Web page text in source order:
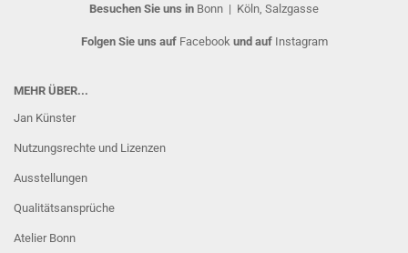
Besuchen Sie uns in Bonn | Köln, Salzgasse
Folgen Sie uns auf Facebook und auf Instagram
MEHR ÜBER...
Jan Künster
Nutzungsrechte und Lizenzen
Ausstellungen
Qualitätsansprüche
Atelier Bonn